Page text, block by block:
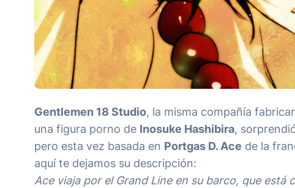
Gentlemen 18 Studio, la misma compañía
una figura porno de Inosuke Hashibira,
pero esta vez basada en Portgas D. Ace de la
aquí te dejamos su descripción:
Ace viaja por el Grand Line en su barco, que